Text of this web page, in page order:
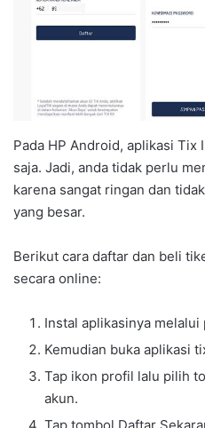
Pada HP Android, aplikasi Tix
saja. Jadi, anda tidak perlu
karena sangat ringan dan
yang besar.
Berikut cara daftar dan beli
secara online:
Instal aplikasinya
Kemudian buka aplikasi
Tap ikon profil lalu pilih
akun.